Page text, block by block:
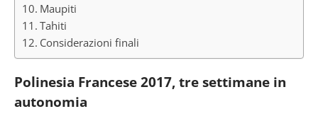
Maupiti
Tahiti
Considerazioni finali
Polinesia Francese 2017, tre settimane in
autonomia